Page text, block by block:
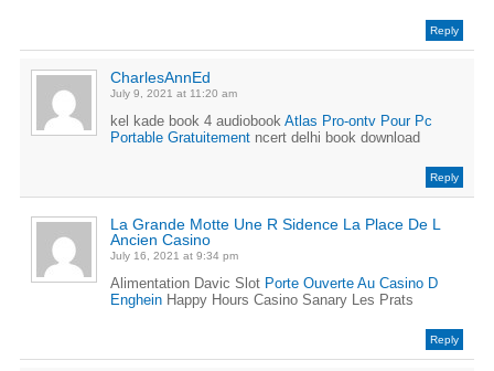
Reply
CharlesAnnEd
July 9, 2021 at 11:20 am
kel kade book 4 audiobook Atlas Pro-ontv Pour Pc
Portable Gratuitementncert delhi book download
Reply
La Grande Motte Une R Sidence La Place De L
Ancien Casino
July 16, 2021 at 9:34 pm
Alimentation Davic Slot Porte Ouverte Au Casino D
EngheinHappy Hours Casino Sanary Les Prats
Reply